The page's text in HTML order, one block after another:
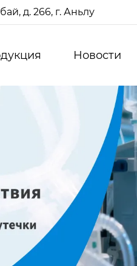
д. 266, г. Аньлу
Новости